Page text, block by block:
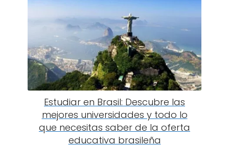
Estudiar en Brasil: Descubre las
mejores universidades y todo lo
que necesitas saber de la oferta
educativa brasileña